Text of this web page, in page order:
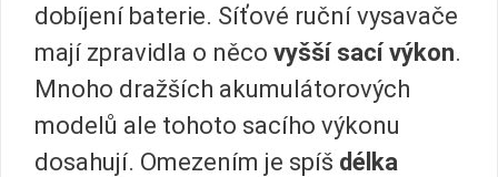
dobíjení baterie. Síťové ruční vysavače
mají zpravidla o něco vyšší sací výkon.
Mnoho dražších akumulátorových
modelů ale tohoto sacího výkonu
dosahují. Omezením je spíš délka